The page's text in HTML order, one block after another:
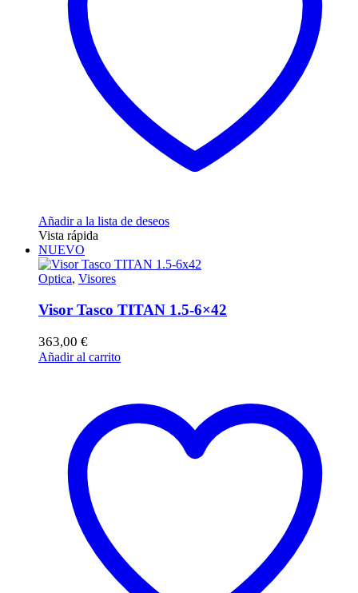
Añadir a la lista de deseos
Vista rápida
NUEVO
Optica, Visores
Visor Tasco TITAN 1.5-6×42
363,00 €
Añadir al carrito